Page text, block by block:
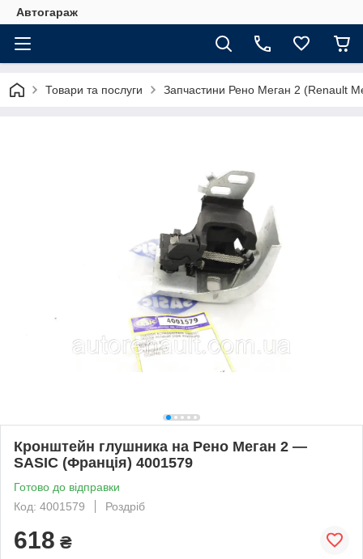
Автогараж
Товари та послуги Запчастини Рено Меган 2 (Renault
Кронштейн глушника на Рено Меган 2 —
SASIC (Франція) 4001579
Готово до відправки
Код: 4001579
Роздріб
618 ₴